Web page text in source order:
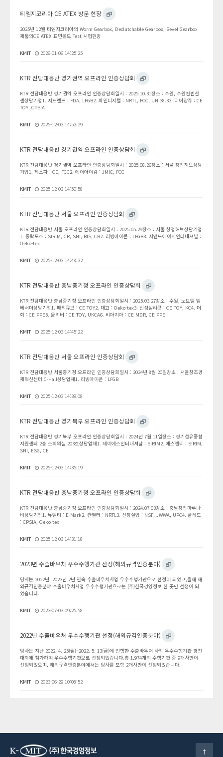
티엠지코리아 CE ATEX 방문 현장
2025년 12월 티엠지코리아의 Worm Gearbox, Declutchable Gearbox, Bevel Gearbox
제품의CE ATEX 표면온도 Test 시험현장
KMIT 2026-01-06 14:25:25
KTR 전담대응반 경기권역 오프라인 인증상담회
KTR 전담대응반 경기권역 오프라인 인증상담회일시 : 2025.10.31장소 : 수원, 수원컨벤션
센상담기업1. 지트렌드 : FDA, LFGB2. 파인디지털 : NRTL, FCC, UN 38.33. 디어앙쥬 : CE
TOY, CPSIA
KMIT 2025-12-03 14:53:29
KTR 전담대응반 경기권역 오프라인 인증상담회
KTR 전담대응반 경기권역 오프라인 인증상담회일시 : 2025.08.26장소 : 서울 창업허브상담
기업1. 제스파 : CE, FCC2. 에이아이컴 : JMIC, FCC
KMIT 2025-12-03 14:50:58
KTR 전담대응반 서울 오프라인 인증상담회
KTR 전담대응반 서울 오프라인 인증상담회일시 : 2025.05.29장소 : 서울 창업허브상담기업
1. 동락포스 : SIRIM, CR, SNI, BIS, CB2. 리빙아이콘 : LFGB3. 지앤드에이치인터내셔널 :
Oeko-tex
KMIT 2025-12-03 14:48:32
KTR 전담대응반 충남중기청 오프라인 인증상담회
KTR 전담대응반 충남중기청 오프라인 인증상담회일시 : 2025.03.27장소 : 수원, 노보텔 엠
베서더상담기업1. 매직큐브 : CE TOY2. 대고 : Oeko-tex3. 신성실리콘 : CE TOY, KC4. 더
화 : CE PPE5. 올리버 : CE TOY, UKCA6. 비아지아 : CE MDR, CE PPE
KMIT 2025-12-03 14:45:22
KTR 전담대응반 서울 오프라인 인증상담회
KTR 전담대응반 서울중기청 오프라인 인증상담회일시 : 2024년 8월 20일장소 : 서울창조경
제혁신센터 C-Hall상담업체1. 리빙아이콘 : LFGB
KMIT 2025-12-03 14:39:08
KTR 전담대응반 경기북부 오프라인 인증상담회
KTR 전담대응반 경기북부 오프라인 인증상담회일시 : 2024년 7월 11일장소 : 경기섬유종합
지원센터 2층 소회의실 203호상담업체1. 제이에스인터내셔날 : SIRIM2. 에스엠티 : SIRIM,
SNI, ESG, CE
KMIT 2025-12-03 14:35:19
KTR 전담대응반 충남중기청 오프라인 인증상담회
KTR 전담대응반 충남중기청 오프라인 인증상담회일시 : 2024.07.03장소 : 충남창업마루나
비상담기업1. 뉴엠티 : E-Mark2. 칸필터 : NRTL3. 신창실업 : NSF, JWWA, UPC4. 폴레드
: CPSIA, Oeko-tex
KMIT 2025-12-03 14:31:18
2023년 수출바우처 우수수행기관 선정(해외규격인증분야)
당사는 2022년, 2023년 2년 연속 수출바우처사업 우수수행기관으로 선정이 되었고,올해 해
외규격인증분야 수출바우처사업 우수수행기관으로는 (주)한국경영정보 한 곳만 선정이 되
었습니다.
KMIT 2023-07-03 09:25:58
2022년 수출바우처 우수수행기관 선정(해외규격인증분야)
당사는 지난 2022. 4. 25(월)~2022. 5. 13(금)에 진행한 수출바우처 사업 우수수행기관 경진
대회에 참가하여 우수수행기관으로 선정되었습니다.총 1,974개의 수행기관 중 9개사만이
선정되었으며, 해외규격인증분야에서는 당사를 포함 2개사만이 선정되었습니다.
KMIT 2023-06-29 10:08:52